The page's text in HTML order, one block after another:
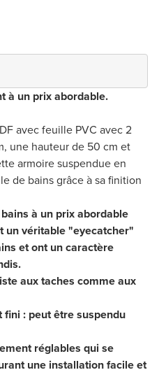
à un prix abordable.
avec feuille PVC avec 2
une hauteur de 50 cm et
armoire suspendue en
de bains grâce à sa finition
à un prix abordable
un véritable "eyecatcher"
et ont un caractère
aux taches comme aux
: peut être suspendu
réglables qui se
une installation facile et